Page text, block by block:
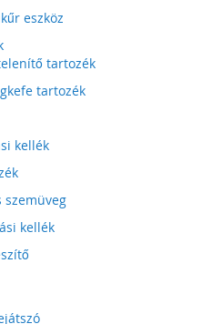
eszköz
tartozék
tartozék
kellék
szemüveg
kellék